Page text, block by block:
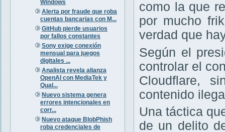
Windows
Alerta por fraude que roba
cuentas bancarias con M...
GitHub pierde usuarios
por fallos constantes
Sony exige conexión
mensual para juegos
digitales ...
Analista revela alianza
OpenAI con MediaTek y
Qual...
Nuevo sistema genera
errores intencionales en
corr...
Nuevo ataque BlobPhish
roba credenciales de
como la que
por mucho
verdad que
Según el
controlar el
Cloudflare,
contenido
Una táctica
de un delito